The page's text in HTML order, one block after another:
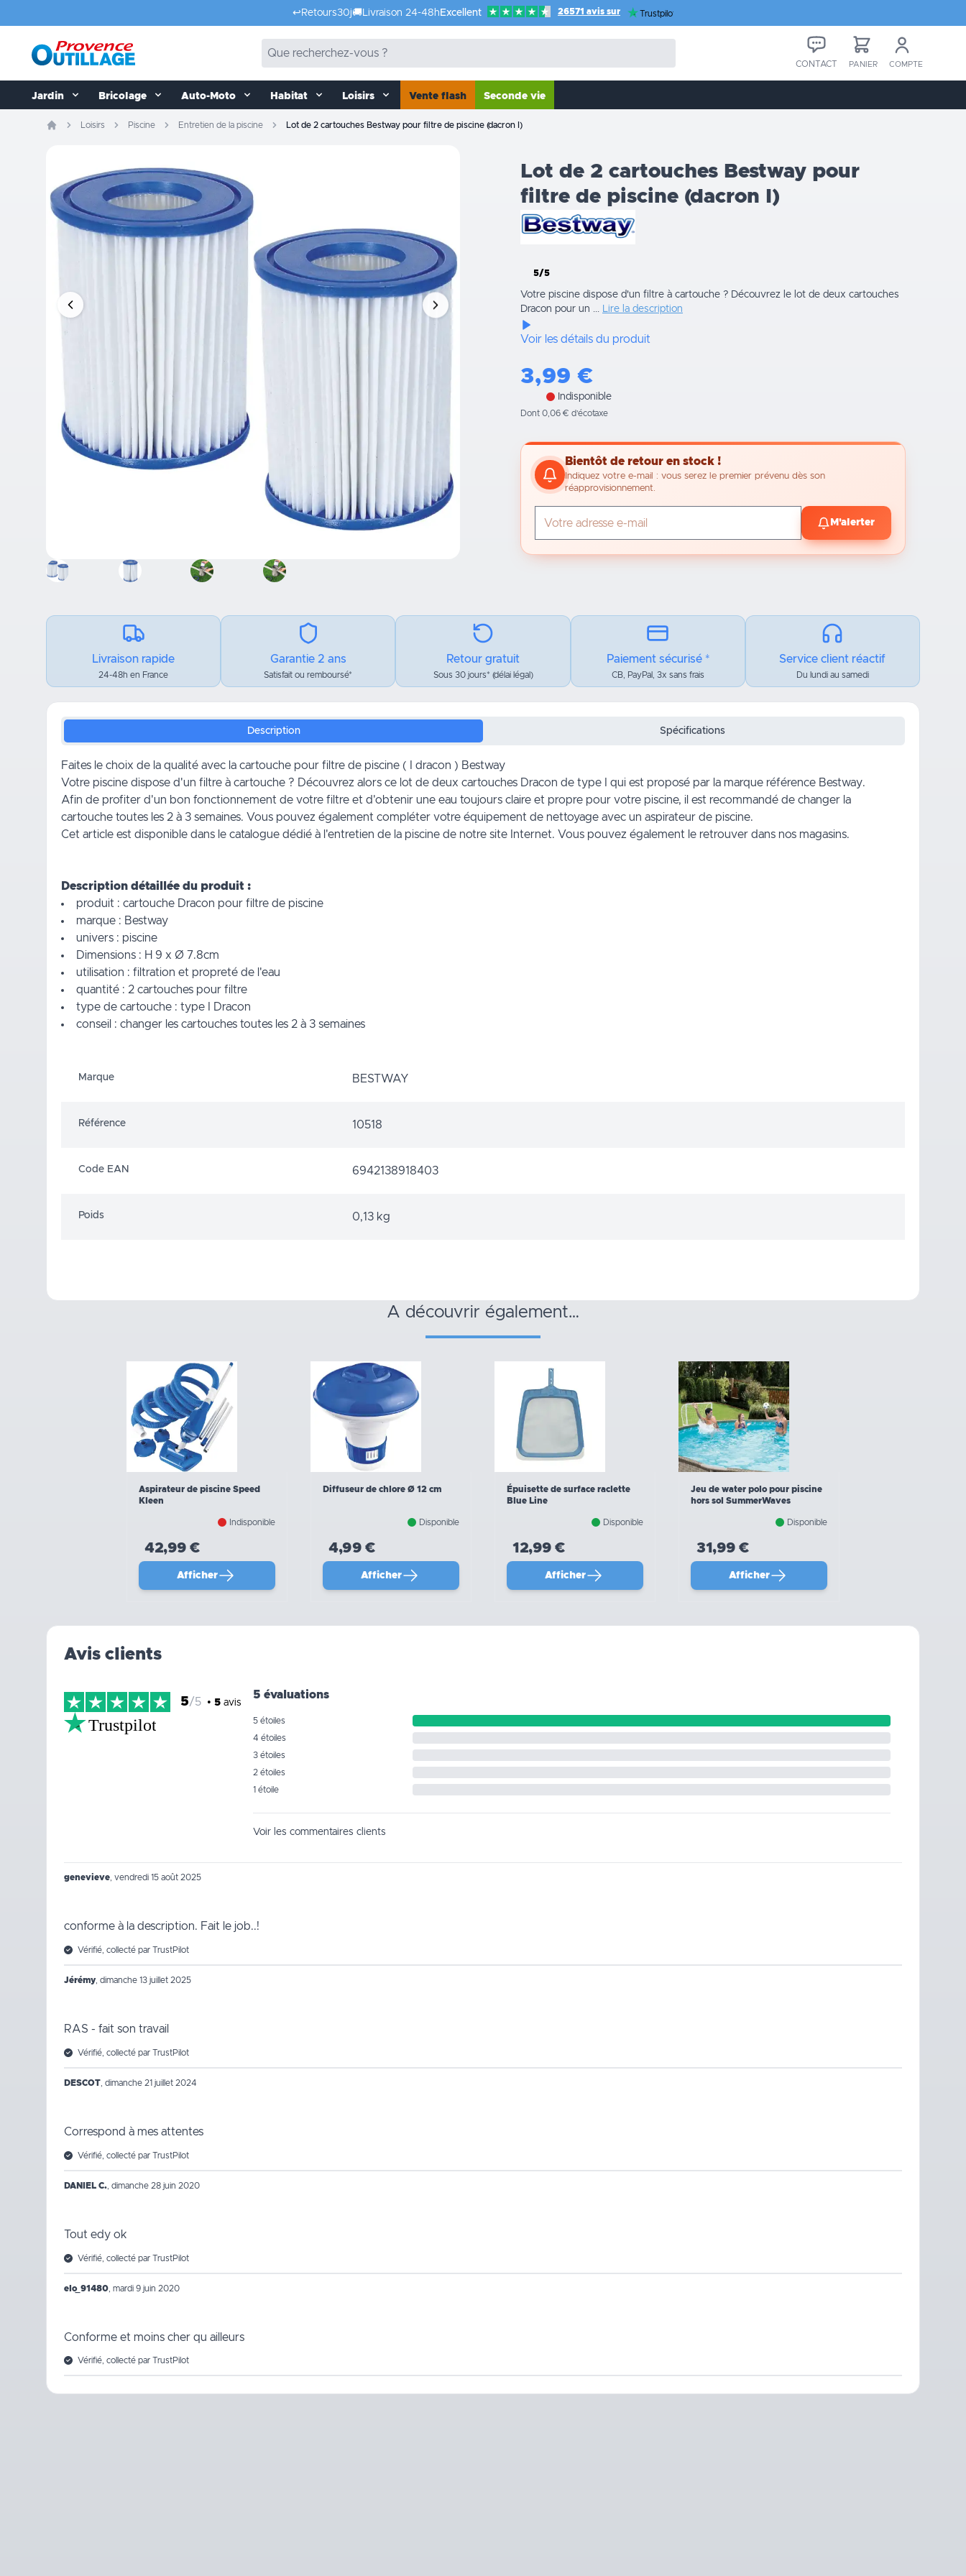
↩️ Retours30j🚚 Livraison 24-48h Excellent 26571 avis sur Trustpilot
CONTACT PANIER COMPTE
Jardin Bricolage Auto-Moto Habitat Loisirs Vente flash Seconde vie
Loisirs Piscine Entretien de la piscine Lot de 2 cartouches Bestway pour filtre de piscine (dacron I)
Lot de 2 cartouches Bestway pour
filtre de piscine (dacron I)
5/5
Votre piscine dispose d'un filtre à cartouche ? Découvrez le lot de deux cartouches
Dracon pour un ...
Lire la description
Voir les détails du produit
3,99 €
Indisponible
Dont 0,06 € d’écotaxe
Bientôt de retour en stock !
Indiquez votre e-mail : vous serez le premier prévenu dès son
réapprovisionnement.
M'alerter
Livraison rapide
24-48h en France
Garantie 2 ans
Satisfait ou remboursé*
Retour gratuit
Sous 30 jours* (délai légal)
Paiement sécurisé *
CB, PayPal, 3x sans frais
Service client réactif
Du lundi au samedi
Description Spécifications
Faites le choix de la qualité avec la cartouche pour filtre de piscine ( I dracon ) Bestway
Votre piscine dispose d'un filtre à cartouche ? Découvrez alors ce lot de deux cartouches Dracon de type I qui est proposé par la marque référence Bestway.
Afin de profiter d'un bon fonctionnement de votre filtre et d'obtenir une eau toujours claire et propre pour votre piscine, il est recommandé de changer la
cartouche toutes les 2 à 3 semaines. Vous pouvez également compléter votre équipement de nettoyage avec un aspirateur de piscine.
Cet article est disponible dans le catalogue dédié à l'entretien de la piscine de notre site Internet. Vous pouvez également le retrouver dans nos magasins.
Description détaillée du produit :
produit : cartouche Dracon pour filtre de piscine
marque : Bestway
univers : piscine
Dimensions : H 9 x Ø 7.8cm
utilisation : filtration et propreté de l'eau
quantité : 2 cartouches pour filtre
type de cartouche : type I Dracon
conseil : changer les cartouches toutes les 2 à 3 semaines
Marque BESTWAY
Référence 10518
Code EAN 6942138918403
Poids 0,13 kg
a découvrir également…
Aspirateur de piscine Speed
Kleen
Indisponible
42,99 €
Afficher
Diffuseur de chlore Ø 12 cm
Disponible
4,99 €
Afficher
Épuisette de surface raclette
Blue Line
Disponible
12,99 €
Afficher
Jeu de water polo pour piscine
hors sol SummerWaves
Disponible
31,99 €
Afficher
Avis clients
5/5 • 5 avis
Trustpilot
5 évaluations
5 étoiles
4 étoiles
3 étoiles
2 étoiles
1 étoile
Voir les commentaires clients
genevieve vendredi 15 août 2025
conforme à la description. Fait le job..!
Vérifié, collecté par TrustPilot
Jérémy dimanche 13 juillet 2025
RAS - fait son travail
Vérifié, collecté par TrustPilot
DESCOT dimanche 21 juillet 2024
Correspond à mes attentes
Vérifié, collecté par TrustPilot
DANIEL C. dimanche 28 juin 2020
Tout edy ok
Vérifié, collecté par TrustPilot
elo_91480 mardi 9 juin 2020
Conforme et moins cher qu ailleurs
Vérifié, collecté par TrustPilot